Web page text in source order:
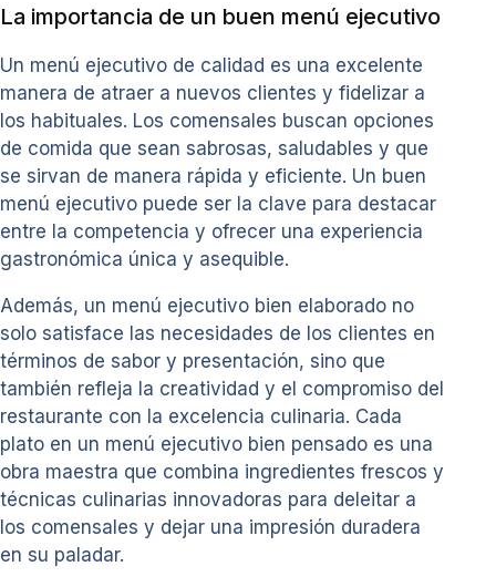
La importancia de un buen menú ejecutivo
Un menú ejecutivo de calidad es una excelente
manera de atraer a nuevos clientes y fidelizar a
los habituales. Los comensales buscan opciones
de comida que sean sabrosas, saludables y que
se sirvan de manera rápida y eficiente. Un buen
menú ejecutivo puede ser la clave para destacar
entre la competencia y ofrecer una experiencia
gastronómica única y asequible.
Además, un menú ejecutivo bien elaborado no
solo satisface las necesidades de los clientes en
términos de sabor y presentación, sino que
también refleja la creatividad y el compromiso del
restaurante con la excelencia culinaria. Cada
plato en un menú ejecutivo bien pensado es una
obra maestra que combina ingredientes frescos y
técnicas culinarias innovadoras para deleitar a
los comensales y dejar una impresión duradera
en su paladar.